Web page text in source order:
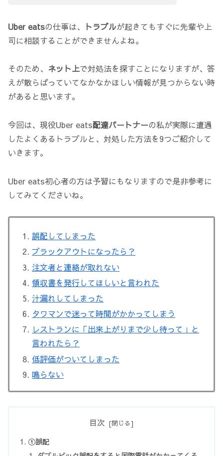
Uber eatsの仕事は、 トラブルが起きてもすぐに先輩や上
司に相談することができませんよね。
そのため、 ネット上で対処法を探すことになりますが、答
えが散らばっていてなかなかほしい情報が見つからない時
があると思います。
今回は、現役Uber eats配達パートナーの私が実際に遭遇
したよくあるトラブルと、対処した方法を9つご紹介して
いきます。
Uber eats初心者の方は予習にもなりますので是非参考に
してみてくださいね。
誤配してしまった
ブラックアウトになったら？
注文者と連絡が取れない
領収書を発行してほしいと言われた
汁漏れしてしまった
タワマンで迷って時間がかかってしまう
レストランに「出来上がりまで少し待って」と
言われたら？
低評価がついてしまった
鳴らない
目次
①誤配